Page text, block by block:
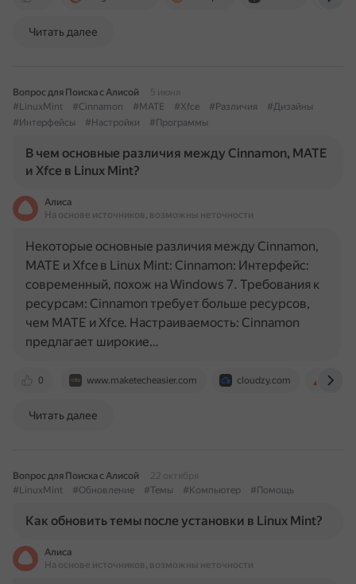
Читать далее
Вопрос для Поиска с Алисой
5 июня
#LinuxMint
#Cinnamon #MATE #Xfce #Различия
#Дизайны
#Интерфейсы
#Настройки #Программы
В чем основные различия между Cinnamon, MATE
и Xfce в Linux Mint?
Алиса
На основе источников, возможны неточности
0 www.maketecheasier.com cloudzy.com
Некоторые основные различия между Cinnamon,
MATE и Xfce в Linux Mint: Cinnamon: Интерфейс:
современный, похож на Windows 7. Требования к
ресурсам: Cinnamon требует больше ресурсов,
чем MATE и Xfce. Настраиваемость: Cinnamon
предлагает широкие…
Читать далее
Вопрос для Поиска с Алисой
22 октября
#LinuxMint
#Обновление #Темы #Компьютер #Помощь
Как обновить темы после установки в Linux Mint?
Алиса
На основе источников, возможны неточности